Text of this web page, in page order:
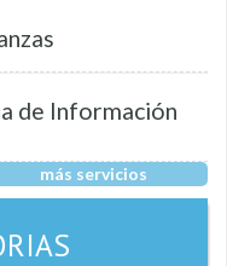
de Información
más servicios